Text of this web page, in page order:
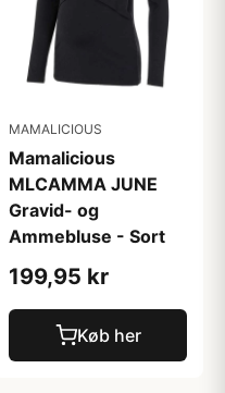
MAMALICIOUS
Mamalicious
MLCAMMA JUNE
Gravid- og
Ammebluse - Sort
199,95 kr
Køb her